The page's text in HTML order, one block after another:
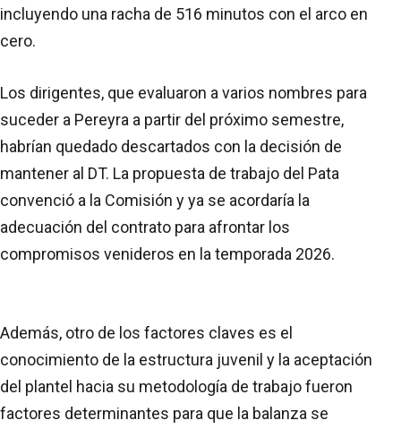
incluyendo una racha de 516 minutos con el arco en
cero.
Los dirigentes, que evaluaron a varios nombres para
suceder a Pereyra a partir del próximo semestre,
habrían quedado descartados con la decisión de
mantener al DT. La propuesta de trabajo del Pata
convenció a la Comisión y ya se acordaría la
adecuación del contrato para afrontar los
compromisos venideros en la temporada 2026.
Además, otro de los factores claves es el
conocimiento de la estructura juvenil y la aceptación
del plantel hacia su metodología de trabajo fueron
factores determinantes para que la balanza se